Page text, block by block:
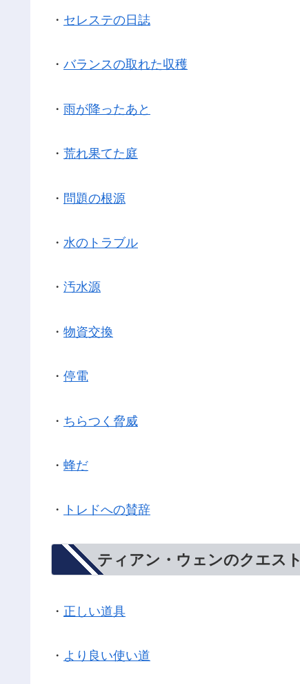
・ セレステの日誌
・ バランスの取れた収穫
・ 雨が降ったあと
・ 荒れ果てた庭
・ 問題の根源
・ 水のトラブル
・ 汚水源
・ 物資交換
・ 停電
・ ちらつく脅威
・ 蜂だ
・ トレドへの賛辞
ティアン・ウェンのクエスト
・ 正しい道具
・ より良い使い道